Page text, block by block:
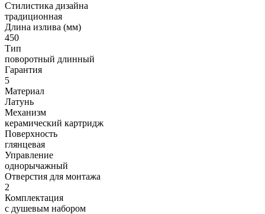
Стилистика дизайна
традиционная
Длина излива (мм)
450
Тип
поворотный длинный
Гарантия
5
Материал
Латунь
Механизм
керамический картридж
Поверхность
глянцевая
Управление
однорычажный
Отверстия для монтажа
2
Комплектация
с душевым набором